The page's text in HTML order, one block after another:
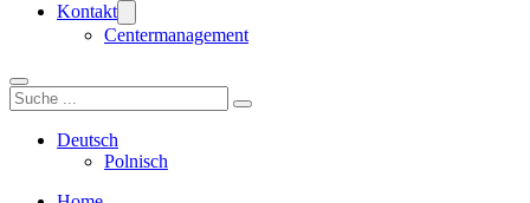
Kontakt
Centermanagement
Suchen
Deutsch
Polnisch